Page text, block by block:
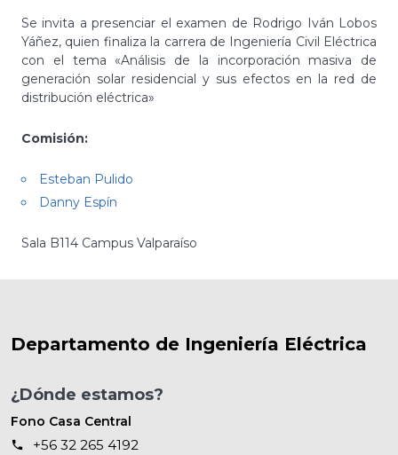
Se invita a presenciar el examen de Rodrigo Iván Lobos
Yáñez, quien finaliza la carrera de Ingeniería Civil Eléctrica
con el tema «Análisis de la incorporación masiva de
generación solar residencial y sus efectos en la red de
distribución eléctrica»
Comisión:
Esteban Pulido
Danny Espín
Sala B114 Campus Valparaíso
Departamento de Ingeniería Eléctrica
¿Dónde estamos?
Fono Casa Central
+56 32 265 4192